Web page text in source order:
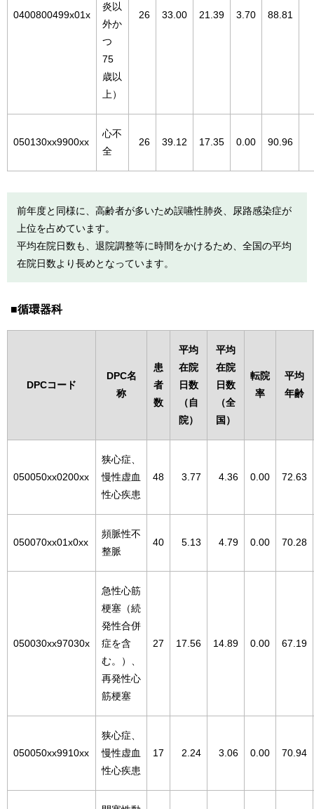
0400800499x01x
炎以
外か
つ
75
歳以
上）
26 33.00 21.39 3.70 88.81
050130xx9900xx
心不
全
26 39.12 17.35 0.00 90.96
前年度と同様に、高齢者が多いため誤嚥性肺炎、尿路感染症が
上位を占めています。
平均在院日数も、退院調整等に時間をかけるため、全国の平均
在院日数より長めとなっています。
循環器科
DPCコード
DPC名
称
患
者
数
平均
在院
日数
（自
院）
平均
在院
日数
（全
国）
転院
率
平均
年齢
050050xx0200xx
狭心症、
慢性虚血
性心疾患
48 3.77 4.36 0.00 72.63
050070xx01x0xx
頻脈性不
整脈
40 5.13 4.79 0.00 70.28
050030xx97030x
急性心筋
梗塞（続
発性合併
症を含
む。）、
再発性心
筋梗塞
27 17.56 14.89 0.00 67.19
050050xx9910xx
狭心症、
慢性虚血
性心疾患
17 2.24 3.06 0.00 70.94